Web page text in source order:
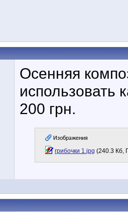
Осенняя
использовать
200 грн.
Изображения
грибочки 1.jpg (240.3 Кб,